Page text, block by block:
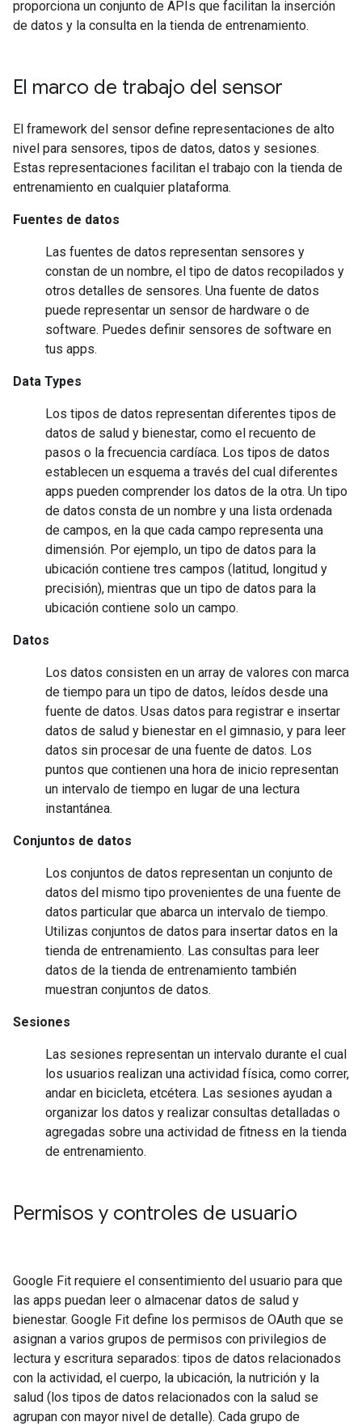
proporciona un conjunto de APIs que facilitan la inserción
de datos y la consulta en la tienda de entrenamiento.
El marco de trabajo del sensor
El framework del sensor define representaciones de alto
nivel para sensores, tipos de datos, datos y sesiones.
Estas representaciones facilitan el trabajo con la tienda de
entrenamiento en cualquier plataforma.
Fuentes de datos
Las fuentes de datos representan sensores y
constan de un nombre, el tipo de datos recopilados y
otros detalles de sensores. Una fuente de datos
puede representar un sensor de hardware o de
software. Puedes definir sensores de software en
tus apps.
Data Types
Los tipos de datos representan diferentes tipos de
datos de salud y bienestar, como el recuento de
pasos o la frecuencia cardíaca. Los tipos de datos
establecen un esquema a través del cual diferentes
apps pueden comprender los datos de la otra. Un tipo
de datos consta de un nombre y una lista ordenada
de campos, en la que cada campo representa una
dimensión. Por ejemplo, un tipo de datos para la
ubicación contiene tres campos (latitud, longitud y
precisión), mientras que un tipo de datos para la
ubicación contiene solo un campo.
Datos
Los datos consisten en un array de valores con marca
de tiempo para un tipo de datos, leídos desde una
fuente de datos. Usas datos para registrar e insertar
datos de salud y bienestar en el gimnasio, y para leer
datos sin procesar de una fuente de datos. Los
puntos que contienen una hora de inicio representan
un intervalo de tiempo en lugar de una lectura
instantánea.
Conjuntos de datos
Los conjuntos de datos representan un conjunto de
datos del mismo tipo provenientes de una fuente de
datos particular que abarca un intervalo de tiempo.
Utilizas conjuntos de datos para insertar datos en la
tienda de entrenamiento. Las consultas para leer
datos de la tienda de entrenamiento también
muestran conjuntos de datos.
Sesiones
Las sesiones representan un intervalo durante el cual
los usuarios realizan una actividad física, como correr,
andar en bicicleta, etcétera. Las sesiones ayudan a
organizar los datos y realizar consultas detalladas o
agregadas sobre una actividad de fitness en la tienda
de entrenamiento.
Permisos y controles de usuario
Google Fit requiere el consentimiento del usuario para que
las apps puedan leer o almacenar datos de salud y
bienestar. Google Fit define los permisos de OAuth que se
asignan a varios grupos de permisos con privilegios de
lectura y escritura separados: tipos de datos relacionados
con la actividad, el cuerpo, la ubicación, la nutrición y la
salud (los tipos de datos relacionados con la salud se
agrupan con mayor nivel de detalle). Cada grupo de